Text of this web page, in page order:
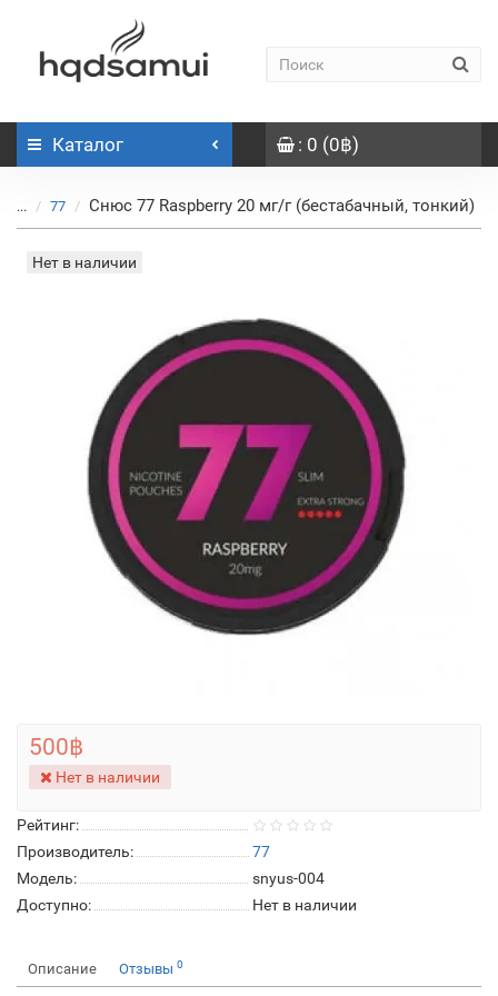
Каталог : 0 (0฿)
... 77 Снюс 77 Raspberry 20 мг/г (бестабачный, тонкий)
Нет в наличии
Рейтинг:
Производитель:
77
Модель:
snyus-004
Доступно:
Нет в наличии
500฿
Нет в наличии
Описание Отзывы 0